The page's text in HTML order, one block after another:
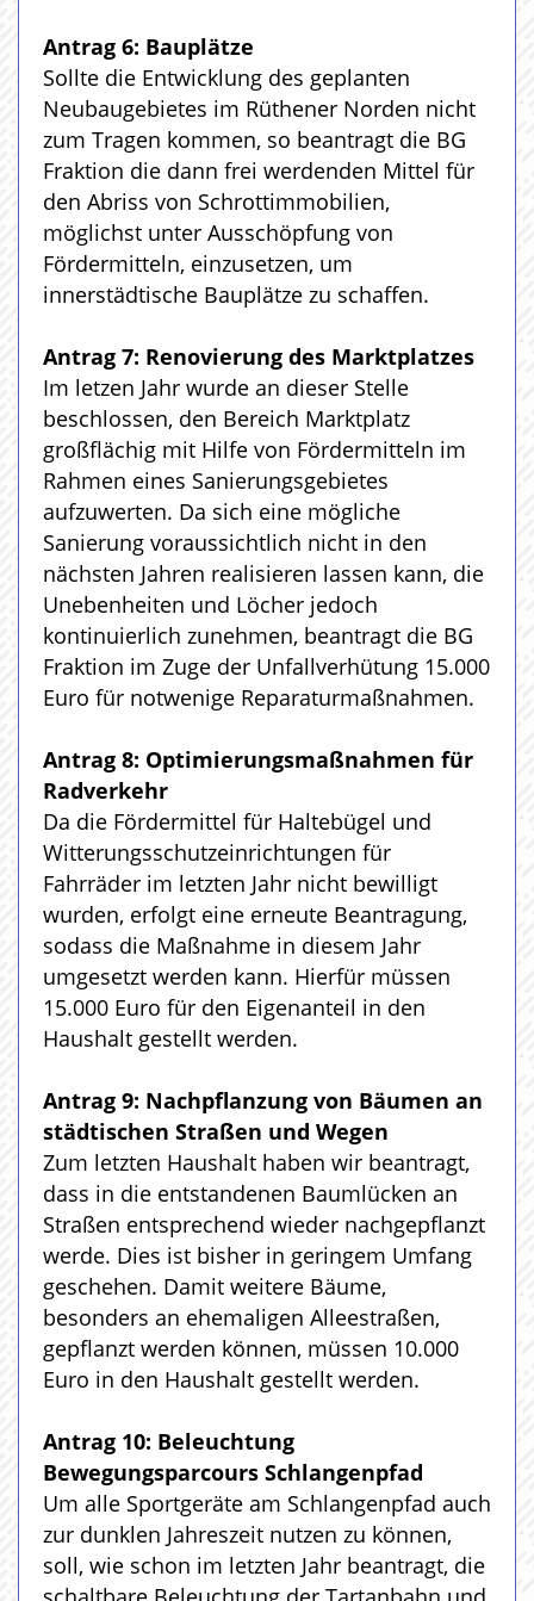
Antrag 6: Bauplätze
Sollte die Entwicklung des geplanten
Neubaugebietes im Rüthener Norden nicht
zum Tragen kommen, so beantragt die BG
Fraktion die dann frei werdenden Mittel für
den Abriss von Schrottimmobilien,
möglichst unter Ausschöpfung von
Fördermitteln, einzusetzen, um
innerstädtische Bauplätze zu schaffen.
Antrag 7: Renovierung des Marktplatzes
Im letzen Jahr wurde an dieser Stelle
beschlossen, den Bereich Marktplatz
großflächig mit Hilfe von Fördermitteln im
Rahmen eines Sanierungsgebietes
aufzuwerten. Da sich eine mögliche
Sanierung voraussichtlich nicht in den
nächsten Jahren realisieren lassen kann, die
Unebenheiten und Löcher jedoch
kontinuierlich zunehmen, beantragt die BG
Fraktion im Zuge der Unfallverhütung 15.000
Euro für notwenige Reparaturmaßnahmen.
Antrag 8: Optimierungsmaßnahmen für
Radverkehr
Da die Fördermittel für Haltebügel und
Witterungsschutzeinrichtungen für
Fahrräder im letzten Jahr nicht bewilligt
wurden, erfolgt eine erneute Beantragung,
sodass die Maßnahme in diesem Jahr
umgesetzt werden kann. Hierfür müssen
15.000 Euro für den Eigenanteil in den
Haushalt gestellt werden.
Antrag 9: Nachpflanzung von Bäumen an
städtischen Straßen und Wegen
Zum letzten Haushalt haben wir beantragt,
dass in die entstandenen Baumlücken an
Straßen entsprechend wieder nachgepflanzt
werde. Dies ist bisher in geringem Umfang
geschehen. Damit weitere Bäume,
besonders an ehemaligen Alleestraßen,
gepflanzt werden können, müssen 10.000
Euro in den Haushalt gestellt werden.
Antrag 10: Beleuchtung
Bewegungsparcours Schlangenpfad
Um alle Sportgeräte am Schlangenpfad auch
zur dunklen Jahreszeit nutzen zu können,
soll, wie schon im letzten Jahr beantragt, die